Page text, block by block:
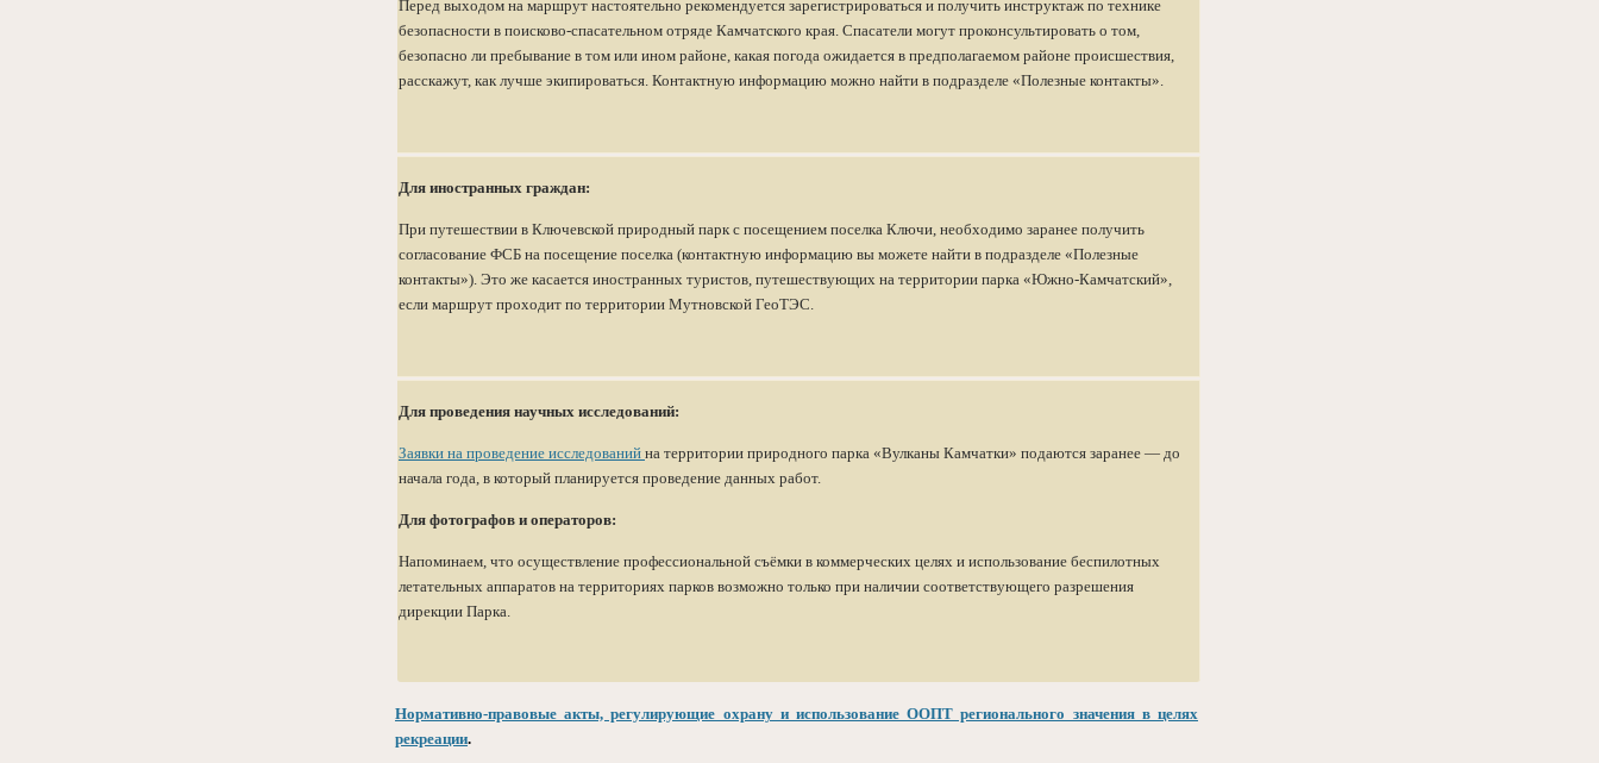
Перед выходом на маршрут настоятельно рекомендуется зарегистрироваться и получить инструктаж по технике
безопасности в поисково-спасательном отряде Камчатского края. Спасатели могут проконсультировать о том,
безопасно ли пребывание в том или ином районе, какая погода ожидается в предполагаемом районе происшествия,
расскажут, как лучше экипироваться. Контактную информацию можно найти в подразделе «Полезные контакты».
Для иностранных граждан:
При путешествии в Ключевской природный парк с посещением поселка Ключи, необходимо заранее получить
согласование ФСБ на посещение поселка (контактную информацию вы можете найти в подразделе «Полезные
контакты»). Это же касается иностранных туристов, путешествующих на территории парка «Южно-Камчатский»,
если маршрут проходит по территории Мутновской ГеоТЭС.
Для проведения научных исследований:
Заявки на проведение исследований на территории природного парка «Вулканы Камчатки» подаются заранее — до
начала года, в который планируется проведение данных работ.
Для фотографов и операторов:
Напоминаем, что осуществление профессиональной съёмки в коммерческих целях и использование беспилотных
летательных аппаратов на территориях парков возможно только при наличии соответствующего разрешения
дирекции Парка.
Нормативно-правовые акты, регулирующие охрану и использование ООПТ регионального значения в целях
рекреации.